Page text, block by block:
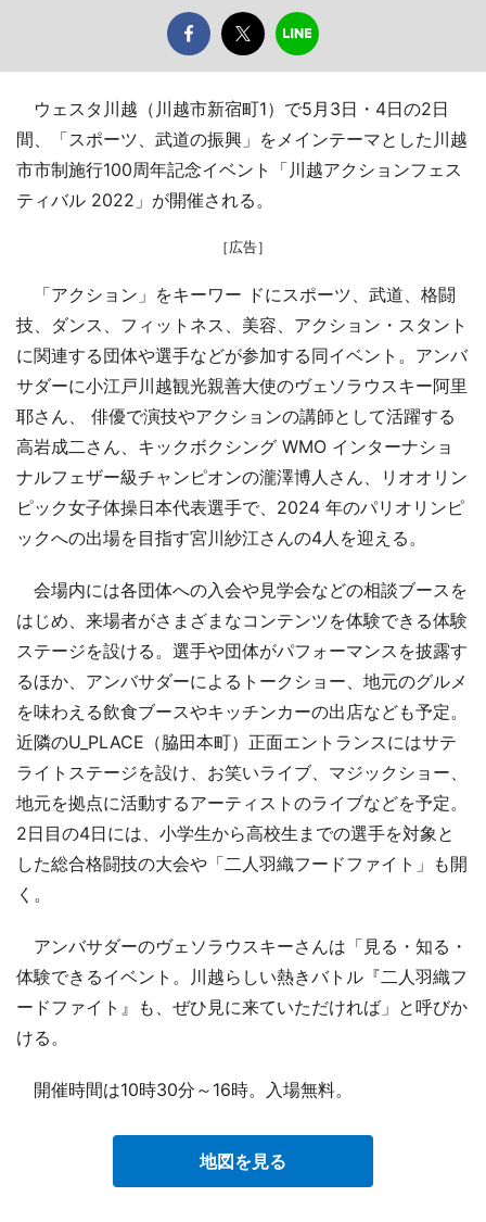
ウェスタ川越（川越市新宿町1）で5月3日・4日の2日
間、「スポーツ、武道の振興」をメインテーマとした川越
市市制施行100周年記念イベント「川越アクションフェス
ティバル 2022」が開催される。
［広告］
「アクション」をキーワー ドにスポーツ、武道、格闘
技、ダンス、フィットネス、美容、アクション・スタント
に関連する団体や選手などが参加する同イベント。アンバ
サダーに小江戸川越観光親善大使のヴェソラウスキー阿里
耶さん、 俳優で演技やアクションの講師として活躍する
高岩成二さん、キックボクシング WMO インターナショ
ナルフェザー級チャンピオンの瀧澤博人さん、リオオリン
ピック女子体操日本代表選手で、2024 年のパリオリンピ
ックへの出場を目指す宮川紗江さんの4人を迎える。
会場内には各団体への入会や見学会などの相談ブースを
はじめ、来場者がさまざまなコンテンツを体験できる体験
ステージを設ける。選手や団体がパフォーマンスを披露す
るほか、アンバサダーによるトークショー、地元のグルメ
を味わえる飲食ブースやキッチンカーの出店なども予定。
近隣のU_PLACE（脇田本町）正面エントランスにはサテ
ライトステージを設け、お笑いライブ、マジックショー、
地元を拠点に活動するアーティストのライブなどを予定。
2日目の4日には、小学生から高校生までの選手を対象と
した総合格闘技の大会や「二人羽織フードファイト」も開
く。
アンバサダーのヴェソラウスキーさんは「見る・知る・
体験できるイベント。川越らしい熱きバトル『二人羽織フ
ードファイト』も、ぜひ見に来ていただければ」と呼びか
ける。
開催時間は10時30分～16時。入場無料。
地図を見る